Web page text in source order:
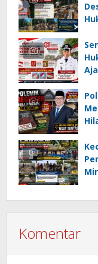
Komentar